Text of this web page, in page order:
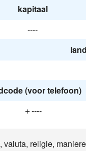
kapitaal
----
(voor telefoon)
＋----
religie,